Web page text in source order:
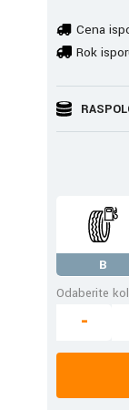
Cena
Rok
B
Odaberite
-